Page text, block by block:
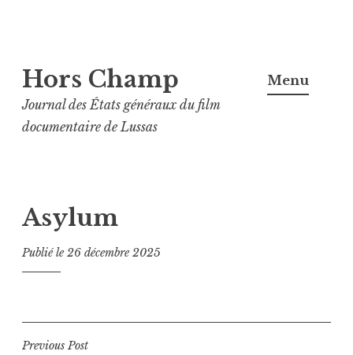
au
contenu
principal
Hors Champ
Journal des États généraux du film
documentaire de Lussas
Menu
Asylum
Publié le26 décembre 2025
Navigation
Previous Post